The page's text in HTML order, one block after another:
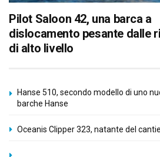
Pilot Saloon 42, una barca a
dislocamento pesante dalle
di alto livello
Hanse 510, secondo modello di uno
barche Hanse
Oceanis Clipper 323, natante del